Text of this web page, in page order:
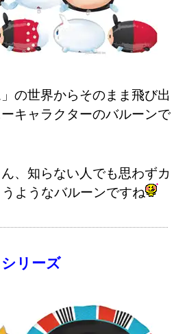
の世界からそのまま飛び出
キャラクターのバルーンで
、知らない人でも思わずカ
ようなバルーンですね
リーズ